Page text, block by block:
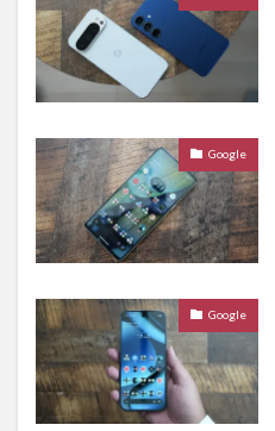
Google
Google